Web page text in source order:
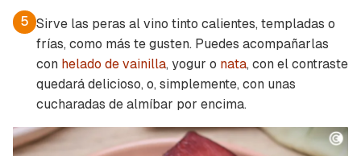
5 Sirve las peras al vino tinto calientes, templadas o
frías, como más te gusten. Puedes acompañarlas
con helado de vainilla, yogur o nata, con el contraste
quedará delicioso, o, simplemente, con unas
cucharadas de almíbar por encima.